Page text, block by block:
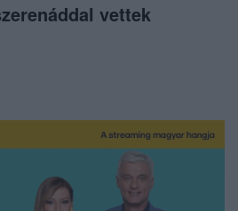
vettek